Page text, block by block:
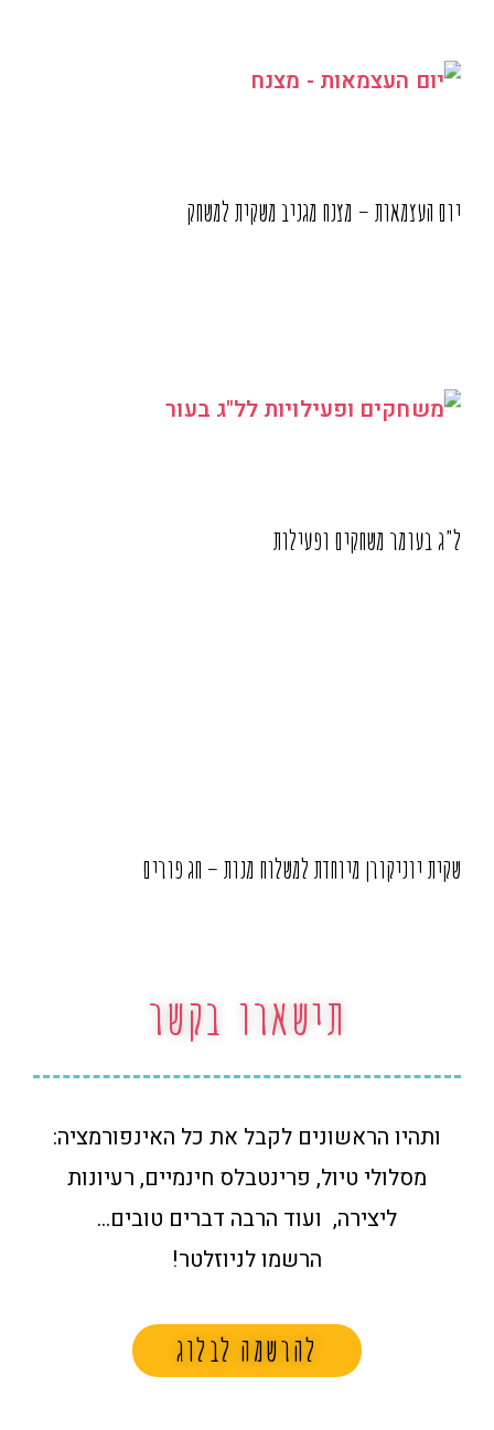
יום העצמאות – מצנח מגניב משקית למשחק
ל"ג בעומר משחקים ופעילות
שקית יוניקורן מיוחדת למשלוח מנות – חג פורים
תישארו בקשר
ותהיו הראשונים לקבל את כל האינפורמציה:
מסלולי טיול, פרינטבלס חינמיים, רעיונות
ליצירה, ועוד הרבה דברים טובים…
הרשמו לניוזלטר!
להרשמה לבלוג